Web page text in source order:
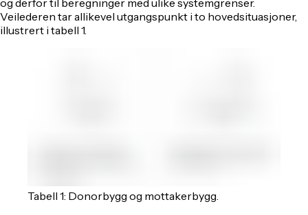
Veilederen tar allikevel utgangspunkt i to hovedsituasjoner,
illustrert i tabell 1.
Tabell 1: Donorbygg og mottakerbygg.